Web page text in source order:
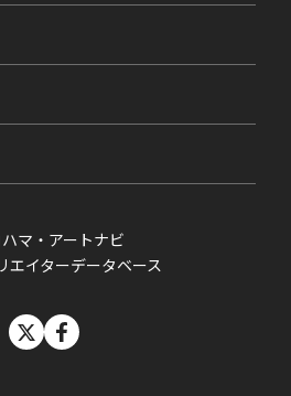
マ・アートナビ
エイターデータベース